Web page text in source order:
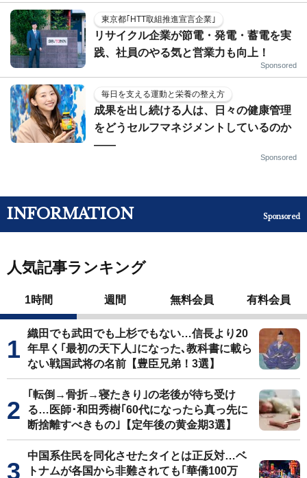
東京都｢HTT取組推進宣言企業｣
リサイクル企業が節電・発電・蓄電を実
践、社員のやる気と営業力も向上！
Sponsored
毎日を支える運動と栄養の整え方
成果を出し続ける人は、日々の健康管理
をどうセルフマネジメントしているのか
——
Sponsored
INFORMATION Sponsored
人気記事ランキング
1時間 週間 無料会員 有料会員
織田でも武田でも上杉でもない…信長より20
年早く｢最初の天下人｣になった､教科書に載ら
ない戦国武将の名前【豊臣兄弟！3選】
｢転倒→骨折→寝たきり｣の老後が待ち受け
る…医師･和田秀樹｢60代になったら真っ先に
断捨離すべきもの｣【定年後の黄金期3選】
中国系住民を同化させたタイとは正反対…ベ
トナムが各国から非難されても｢華僑100万